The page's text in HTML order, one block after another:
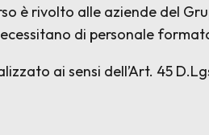
è rivolto alle aziende del
di personale
ai sensi dell’Art. 45